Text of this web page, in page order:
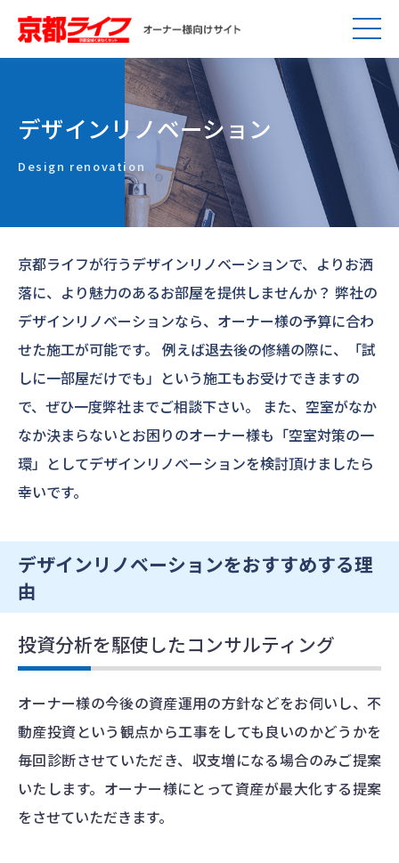
デザインリノベーション
Design renovation
京都ライフが行うデザインリノベーションで、よりお洒
落に、より魅力のあるお部屋を提供しませんか？ 弊社の
デザインリノベーションなら、オーナー様の予算に合わ
せた施工が可能です。 例えば退去後の修繕の際に、「試
しに一部屋だけでも」という施工もお受けできますの
で、ぜひ一度弊社までご相談下さい。
また、空室がなか
なか決まらないとお困りのオーナー様も「空室対策の一
環」としてデザインリノベーションを検討頂けましたら
幸いです。
デザインリノベーションをおすすめする理
由
投資分析を駆使したコンサルティング
オーナー様の今後の資産運用の方針などをお伺いし、不
動産投資という観点から工事をしても良いのかどうかを
毎回診断させていただき、収支増になる場合のみご提案
いたします。オーナー様にとって資産が最大化する提案
をさせていただきます。